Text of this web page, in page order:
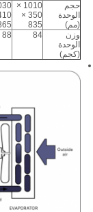
حجم
الوحدة
(مم)
1010 ×
350 ×
835
وزن
الوحدة
(كجم)
84
88